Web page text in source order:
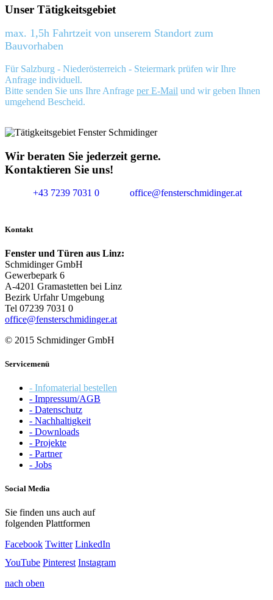
Unser Tätigkeitsgebiet
max. 1,5h Fahrtzeit von unserem Standort zum
Bauvorhaben
Für Salzburg - Niederösterreich - Steiermark prüfen wir Ihre
Anfrage individuell.
Bitte senden Sie uns Ihre Anfrage per E-Mail und wir geben Ihnen
umgehend Bescheid.
Wir beraten Sie jederzeit gerne.
Kontaktieren Sie uns!
+43 7239 7031 0 office@fensterschmidinger.at
Kontakt
Fenster und Türen aus Linz:
Schmidinger GmbH
Gewerbepark 6
A-4201 Gramastetten bei Linz
Bezirk Urfahr Umgebung
Tel 07239 7031 0
office@fensterschmidinger.at
© 2015 Schmidinger GmbH
Servicemenü
- Infomaterial bestellen
- Impressum/AGB
- Datenschutz
- Nachhaltigkeit
- Downloads
- Projekte
- Partner
- Jobs
Social Media
Sie finden uns auch auf
folgenden Plattformen
Facebook Twitter LinkedIn
YouTube Pinterest Instagram
nach oben